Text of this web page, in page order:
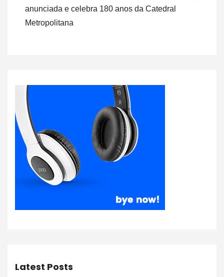
anunciada e celebra 180 anos da Catedral
Metropolitana
Latest Posts